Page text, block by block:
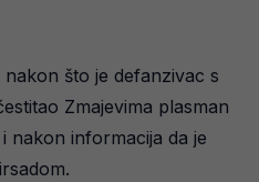
što je defanzivac s
Zmajevima plasman
nakon informacija da je